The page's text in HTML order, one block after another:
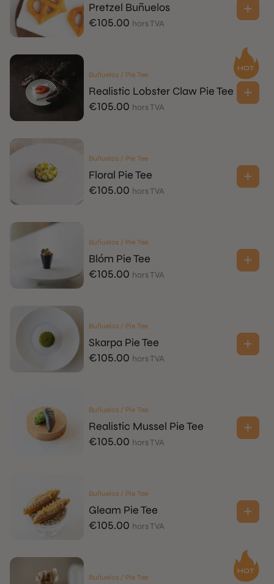
Pretzel Buñuelos
€105.00 hors TVA
Buñuelos / Pie Tee
Realistic Lobster Claw Pie Tee
€105.00 hors TVA
Buñuelos / Pie Tee
Floral Pie Tee
€105.00 hors TVA
Buñuelos / Pie Tee
Blóm Pie Tee
€105.00 hors TVA
Buñuelos / Pie Tee
Skarpa Pie Tee
€105.00 hors TVA
Buñuelos / Pie Tee
Realistic Mussel Pie Tee
€105.00 hors TVA
Buñuelos / Pie Tee
Gleam Pie Tee
€105.00 hors TVA
Buñuelos / Pie Tee